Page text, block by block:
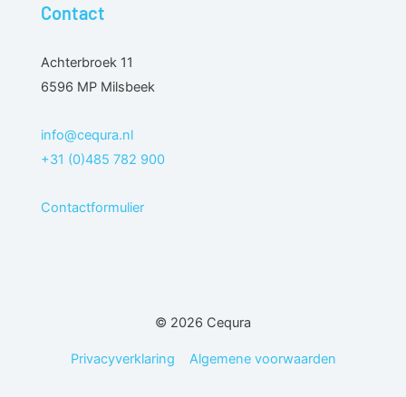
Contact
Achterbroek 11
6596 MP Milsbeek
info@cequra.nl
+31 (0)485 782 900
Contactformulier
© 2026 Cequra
Privacyverklaring Algemene voorwaarden